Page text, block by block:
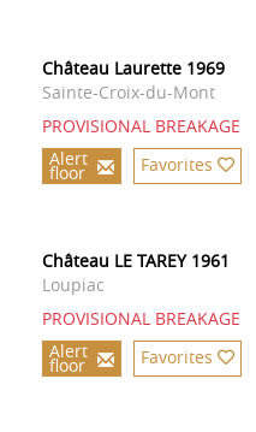
Château Laurette 1969
Sainte-Croix-du-Mont
PROVISIONAL BREAKAGE
Alert
floor Favorites
Château LE TAREY 1961
Loupiac
PROVISIONAL BREAKAGE
Alert
floor Favorites